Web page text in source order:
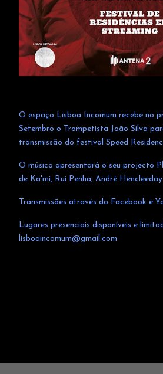
O espaço Lisboa Incomum recebe no
Setembro o Trompetista João Silva
transmissão do festival Speed
O músico apresentará o seu projecto
de Ka'mi, Rui Penha, André
Transmissões através do Facebook e
Lugares presenciais disponíveis e
lisboaincomum@gmail.com